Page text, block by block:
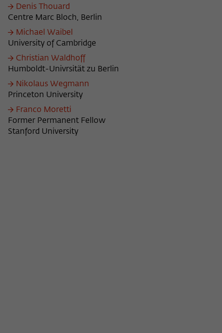
Denis Thouard
Centre Marc Bloch, Berlin
Michael Waibel
University of Cambridge
Christian Waldhoff
Humboldt-Univrsität zu Berlin
Nikolaus Wegmann
Princeton University
Franco Moretti
Former Permanent Fellow
Stanford University